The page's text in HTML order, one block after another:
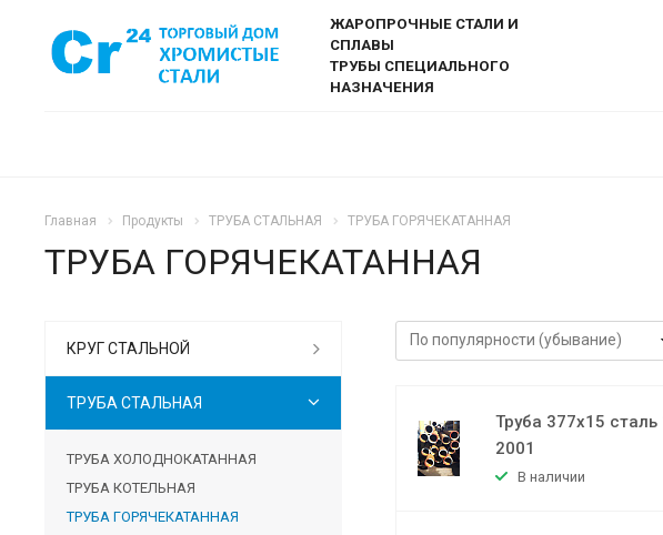
ЖАРОПРОЧНЫЕ СТАЛИ И
СПЛАВЫ
ТРУБЫ СПЕЦИАЛЬНОГО
НАЗНАЧЕНИЯ
Главная Продукты ТРУБА СТАЛЬНАЯ ТРУБА ГОРЯЧЕКАТАННАЯ
ТРУБА ГОРЯЧЕКАТАННАЯ
Труба 377х15
2001
В наличии
КРУГ СТАЛЬНОЙ
ТРУБА СТАЛЬНАЯ
ТРУБА ХОЛОДНОКАТАННАЯ
ТРУБА КОТЕЛЬНАЯ
ТРУБА ГОРЯЧЕКАТАННАЯ